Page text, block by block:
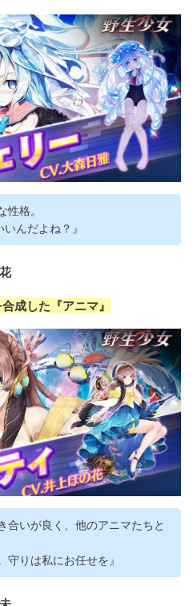
格。
んだよね？』
成した『アニマ』
合いが良く、他のアニマたちと
守りは私にお任せを』